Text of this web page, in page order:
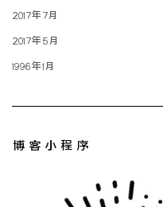
2017年7月
2017年5月
1996年1月
博客小程序